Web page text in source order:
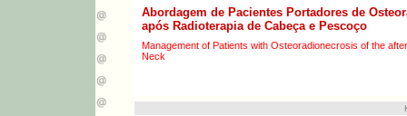
Abordagem de Pacientes Portadores de
após Radioterapia de Cabeça e Pescoço
Management of Patients with Osteoradionecrosis of the
Neck